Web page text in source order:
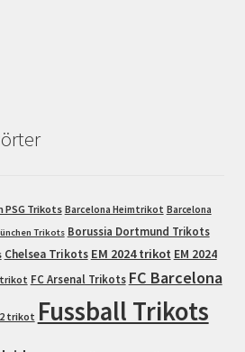
PSG Trikots Barcelona Heimtrikot Barcelona
Trikots Borussia Dortmund Trikots
Chelsea Trikots EM 2024 trikot EM 2024
FC Arsenal Trikots FC Barcelona
trikot Fussball Trikots